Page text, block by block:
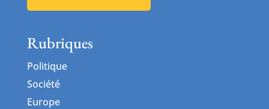
Rubriques
Politique
Société
Europe